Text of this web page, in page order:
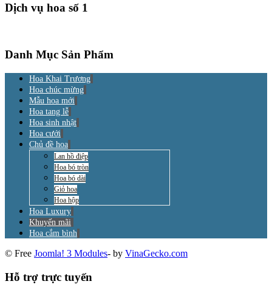
Dịch vụ hoa số 1
Danh Mục Sản Phẩm
Hoa Khai Trương
Hoa chúc mừng
Mẫu hoa mới
Hoa tang lễ
Hoa sinh nhật
Hoa cưới
Chủ đề hoa
Lan hồ điệp
Hoa bó tròn
Hoa bó dài
Giỏ hoa
Hoa hộp
Hoa Luxury
Khuyến mãi
Hoa cắm bình
© Free Joomla! 3 Modules- by VinaGecko.com
Hỗ trợ trực tuyến